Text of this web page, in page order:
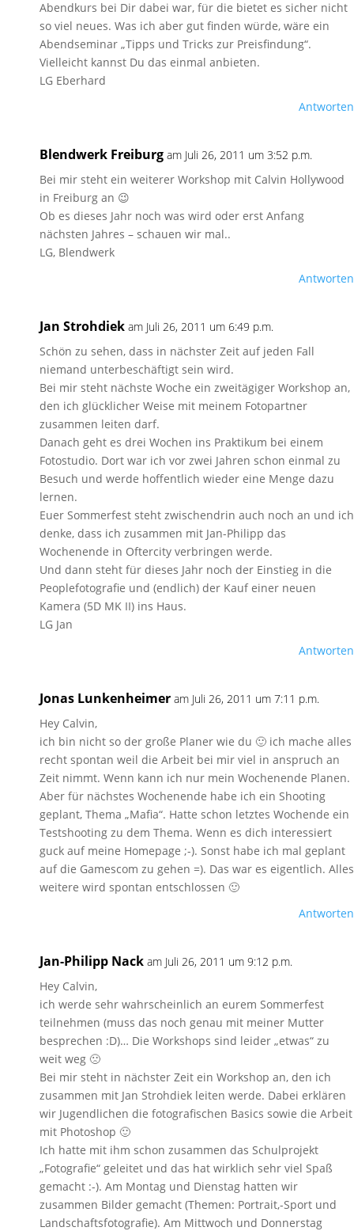
Abendkurs bei Dir dabei war, für die bietet es sicher nicht
so viel neues. Was ich aber gut finden würde, wäre ein
Abendseminar „Tipps und Tricks zur Preisfindung“.
Vielleicht kannst Du das einmal anbieten.
LG Eberhard
Antworten
Blendwerk Freiburg am Juli 26, 2011 um 3:52 p.m.
Bei mir steht ein weiterer Workshop mit Calvin Hollywood
in Freiburg an 😉
Ob es dieses Jahr noch was wird oder erst Anfang
nächsten Jahres – schauen wir mal..
LG, Blendwerk
Antworten
Jan Strohdiek am Juli 26, 2011 um 6:49 p.m.
Schön zu sehen, dass in nächster Zeit auf jeden Fall
niemand unterbeschäftigt sein wird.
Bei mir steht nächste Woche ein zweitägiger Workshop an,
den ich glücklicher Weise mit meinem Fotopartner
zusammen leiten darf.
Danach geht es drei Wochen ins Praktikum bei einem
Fotostudio. Dort war ich vor zwei Jahren schon einmal zu
Besuch und werde hoffentlich wieder eine Menge dazu
lernen.
Euer Sommerfest steht zwischendrin auch noch an und ich
denke, dass ich zusammen mit Jan-Philipp das
Wochenende in Oftercity verbringen werde.
Und dann steht für dieses Jahr noch der Einstieg in die
Peoplefotografie und (endlich) der Kauf einer neuen
Kamera (5D MK II) ins Haus.
LG Jan
Antworten
Jonas Lunkenheimer am Juli 26, 2011 um 7:11 p.m.
Hey Calvin,
ich bin nicht so der große Planer wie du 🙂 ich mache alles
recht spontan weil die Arbeit bei mir viel in anspruch an
Zeit nimmt. Wenn kann ich nur mein Wochenende Planen.
Aber für nächstes Wochenende habe ich ein Shooting
geplant, Thema „Mafia“. Hatte schon letztes Wochende ein
Testshooting zu dem Thema. Wenn es dich interessiert
guck auf meine Homepage ;-). Sonst habe ich mal geplant
auf die Gamescom zu gehen =). Das war es eigentlich. Alles
weitere wird spontan entschlossen 🙂
Antworten
Jan-Philipp Nack am Juli 26, 2011 um 9:12 p.m.
Hey Calvin,
ich werde sehr wahrscheinlich an eurem Sommerfest
teilnehmen (muss das noch genau mit meiner Mutter
besprechen :D)… Die Workshops sind leider „etwas“ zu
weit weg 🙁
Bei mir steht in nächster Zeit ein Workshop an, den ich
zusammen mit Jan Strohdiek leiten werde. Dabei erklären
wir Jugendlichen die fotografischen Basics sowie die Arbeit
mit Photoshop 🙂
Ich hatte mit ihm schon zusammen das Schulprojekt
„Fotografie“ geleitet und das hat wirklich sehr viel Spaß
gemacht :-). Am Montag und Dienstag hatten wir
zusammen Bilder gemacht (Themen: Portrait,-Sport und
Landschaftsfotografie). Am Mittwoch und Donnerstag